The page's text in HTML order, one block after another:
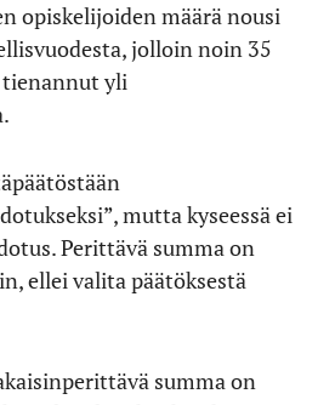
opiskelijoiden määrä nousi
jolloin noin 35
tienannut yli
mutta kyseessä ei
Perittävä summa on
ellei valita päätöksestä
summa on